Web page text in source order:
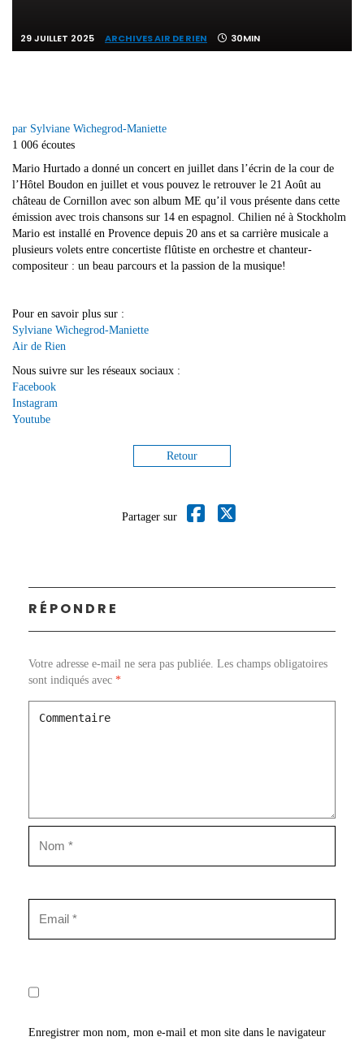
29 JUILLET 2025 ARCHIVES AIR DE RIEN 30MIN
par Sylviane Wichegrod-Maniette
1 006 écoutes
Mario Hurtado a donné un concert en juillet dans l’écrin de la cour de
l’Hôtel Boudon en juillet et vous pouvez le retrouver le 21 Août au
château de Cornillon avec son album ME qu’il vous présente dans cette
émission avec trois chansons sur 14 en espagnol. Chilien né à Stockholm
Mario est installé en Provence depuis 20 ans et sa carrière musicale a
plusieurs volets entre concertiste flûtiste en orchestre et chanteur-
compositeur : un beau parcours et la passion de la musique!
Pour en savoir plus sur :
Sylviane Wichegrod-Maniette
Air de Rien
Nous suivre sur les réseaux sociaux :
Facebook
Instagram
Youtube
Retour
Partager sur
RÉPONDRE
Votre adresse e-mail ne sera pas publiée. Les champs obligatoires
sont indiqués avec *
Enregistrer mon nom, mon e-mail et mon site dans le navigateur